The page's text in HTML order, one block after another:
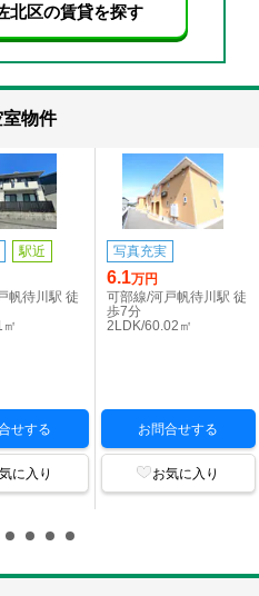
北区の賃貸を探す
物件
駅近
帆待川駅 徒
せする
に入り
写真充実
6.1万円
可部線/河戸帆待川駅 徒
歩7分
2LDK/60.02㎡
お問合せする
お気に入り